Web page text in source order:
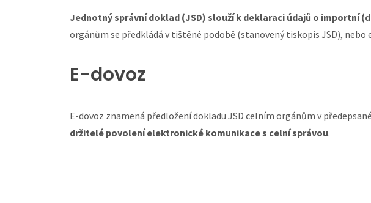
Jednotný správní doklad (JSD) slouží k deklaraci údajů o importní
orgánům se předkládá v tištěné podobě (stanovený tiskopis JSD), nebo
E-dovoz
E-dovoz znamená předložení dokladu JSD celním orgánům v
držitelé povolení elektronické komunikace s celní správou.